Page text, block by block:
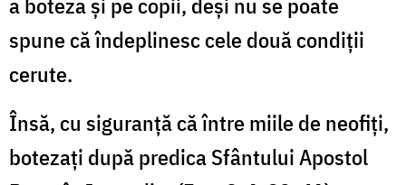
spune că îndeplinesc cele două condiții
cerute.
Însă, cu siguranță că între miile de neofiți,
botezați după predica Sfântului Apostol